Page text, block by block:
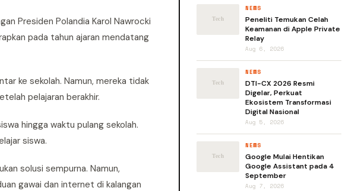
Presiden Polandia Karol Nawrocki
pada tahun ajaran mendatang
ke sekolah. Namun, mereka tidak
pelajaran berakhir.
hingga waktu pulang sekolah.
siswa.
solusi sempurna. Namun,
gawai dan internet di kalangan
NEWS
Peneliti Temukan Celah
Keamanan di Apple Private
Relay
Aug 6, 2026
NEWS
DTI-CX 2026 Resmi
Digelar, Perkuat
Ekosistem Transformasi
Digital Nasional
Aug 5, 2026
NEWS
Google Mulai Hentikan
Google Assistant pada 4
September
Aug 7, 2026